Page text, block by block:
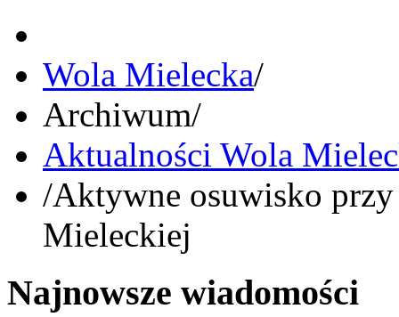
Wola Mielecka/
Archiwum/
Aktualności Wola
/Aktywne osuwisko przy
Mieleckiej
Najnowsze wiadomości